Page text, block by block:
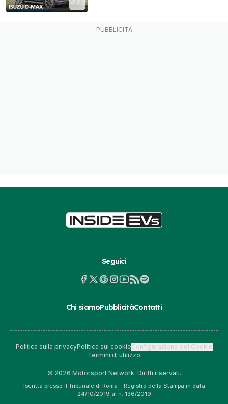
Seguici
Chi siamoPubblicitàContatti
Politica sulla privacyPolitica sui cookieConfigurazione dei Cookie
Termini di utilizzo
© 2026 Motorsport Network. Diritti riservati.
Iscritta presso il Tribunale di Roma – Registro della Stampa in data
24/10/2019 al n. 136/2019